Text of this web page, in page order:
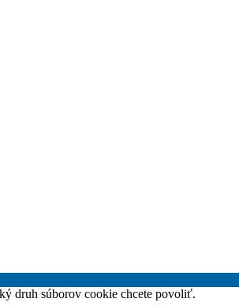
druh súborov cookie chcete povoliť.